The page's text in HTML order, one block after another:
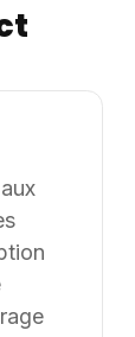
volume
en
0,04.
la
et des
sur